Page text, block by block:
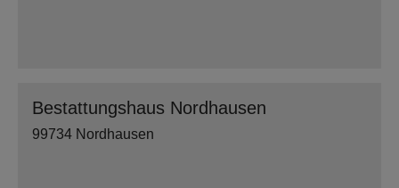
Bestattungshaus Nordhausen
99734 Nordhausen